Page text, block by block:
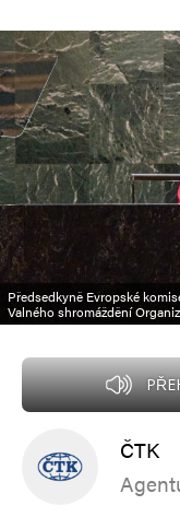
Předsedkyně Evropské
Valného shromáždění
ČTK